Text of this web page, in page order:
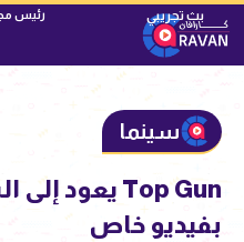
رئيس
سينما
بفيديو خاص